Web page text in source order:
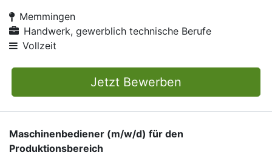
Memmingen
Handwerk, gewerblich technische Berufe
Vollzeit
Jetzt Bewerben
Maschinenbediener (m/w/d) für den
Produktionsbereich